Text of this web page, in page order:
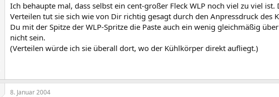
Ich behaupte mal, dass selbst ein cent-großer Fleck WLP noch viel zu viel
Verteilen tut sie sich wie von Dir richtig gesagt durch den Anpressdruck des
Du mit der Spitze der WLP-Spritze die Paste auch ein wenig gleichmäßig
nicht sein.
(Verteilen würde ich sie überall dort, wo der Kühlkörper direkt aufliegt.)
8. Januar 2004